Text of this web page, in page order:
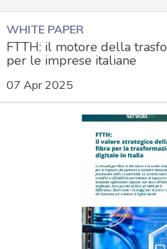
WHITE PAPER
FTTH: il motore della
per le imprese italiane
07 Apr 2025